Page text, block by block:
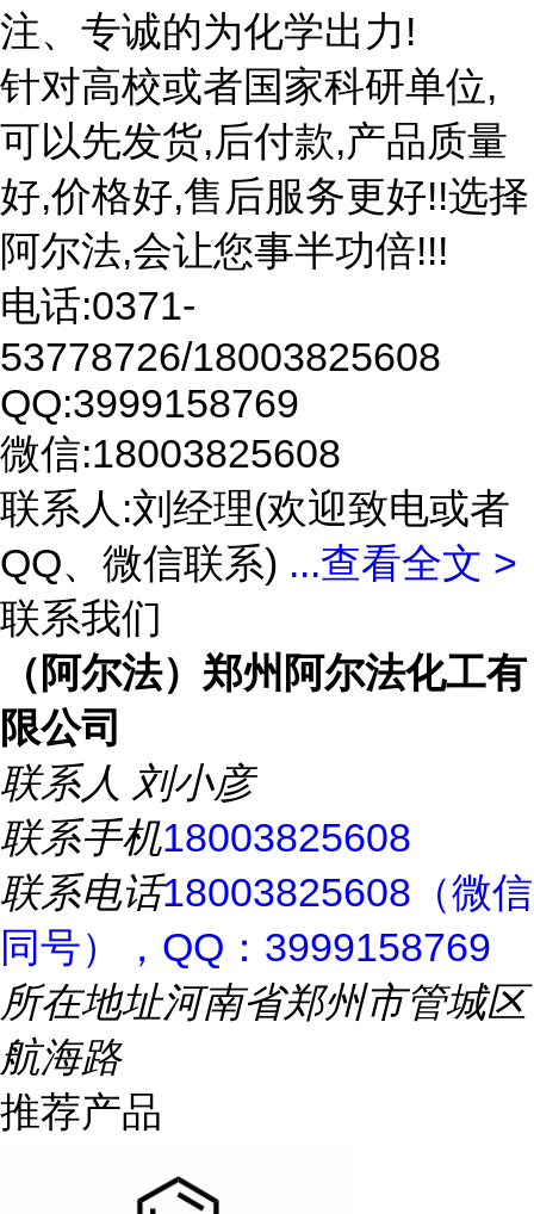
注、专诚的为化学出力!
针对高校或者国家科研单位,
可以先发货,后付款,产品质量
好,价格好,售后服务更好!!选择
阿尔法,会让您事半功倍!!!
电话:0371-
53778726/18003825608
QQ:3999158769
微信:18003825608
联系人:刘经理(欢迎致电或者
QQ、微信联系) ...查看全文 >
联系我们
（阿尔法）郑州阿尔法化工有
限公司
联系人 刘小彦
联系手机18003825608
联系电话18003825608（微信
同号），QQ：3999158769
所在地址河南省郑州市管城区
航海路
推荐产品